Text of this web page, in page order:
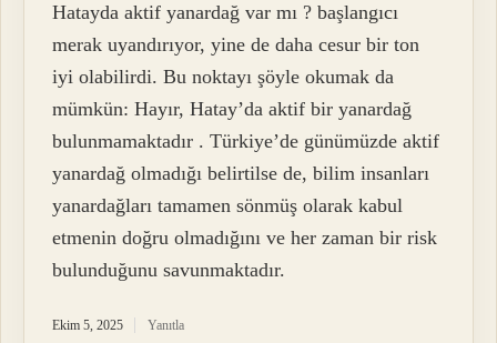
Hatayda aktif yanardağ var mı ? başlangıcı
merak uyandırıyor, yine de daha cesur bir ton
iyi olabilirdi. Bu noktayı şöyle okumak da
mümkün: Hayır, Hatay’da aktif bir yanardağ
bulunmamaktadır . Türkiye’de günümüzde aktif
yanardağ olmadığı belirtilse de, bilim insanları
yanardağları tamamen sönmüş olarak kabul
etmenin doğru olmadığını ve her zaman bir risk
bulunduğunu savunmaktadır.
Ekim 5, 2025 Yanıtla